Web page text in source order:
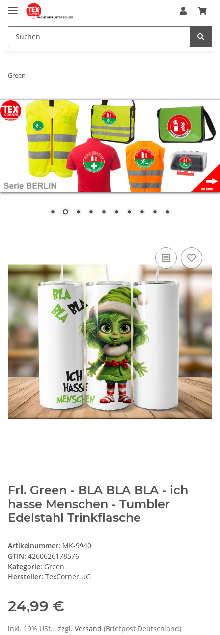
Green
Frl. Green - BLA BLA BLA - ich
hasse Menschen - Tumbler
Edelstahl Trinkflasche
Artikelnummer: MK-9940
GTIN: 4260626178576
Kategorie: Green
Hersteller: TexCorner UG
24,99 €
inkl. 19% USt. , zzgl. Versand (Briefpost Deutschland)